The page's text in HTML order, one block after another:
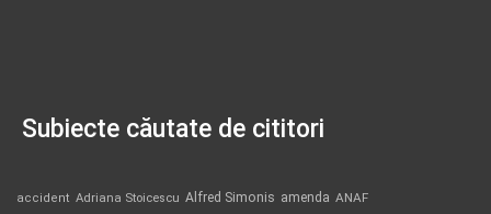
Subiecte căutate de cititori
accident Adriana Stoicescu Alfred Simonis amenda ANAF